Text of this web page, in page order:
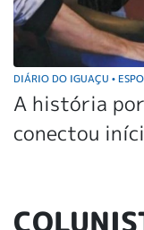
DIÁRIO DO IGUAÇU •
A história
conectou